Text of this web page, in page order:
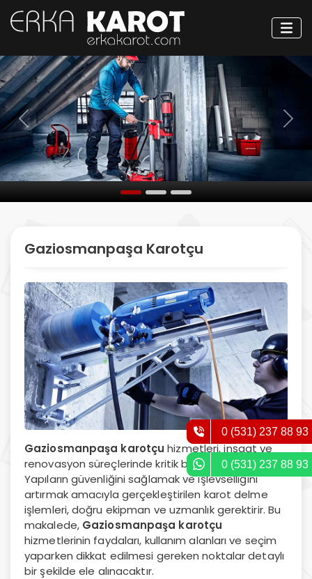
0 (531) 237 88 93
0 (531) 237 88 93
Öncesi
Gaziosmanpaşa Karotçu
Gaziosmanpaşa karotçu hizmetleri, inşaat ve
renovasyon süreçlerinde kritik bir rol oynar.
Yapıların güvenliğini sağlamak ve işlevselliğini
artırmak amacıyla gerçekleştirilen karot delme
işlemleri, doğru ekipman ve uzmanlık gerektirir. Bu
makalede, Gaziosmanpaşa karotçu
hizmetlerinin faydaları, kullanım alanları ve seçim
yaparken dikkat edilmesi gereken noktalar detaylı
bir şekilde ele alınacaktır.